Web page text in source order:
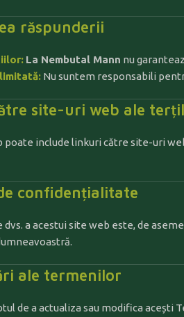
răspunderii
La Nembutal Mann nu
Nu suntem responsabili
site-uri web ale
poate include linkuri către site-uri
confidențialitate
dvs. a acestui site web este, de
ale termenilor
de a actualiza sau modifica acești